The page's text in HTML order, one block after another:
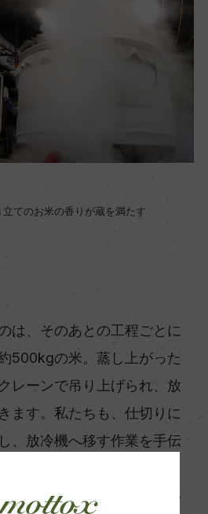
てのお米の香りが蔵を満たす
は、そのあとの工程ごとに
500kgの米。蒸し上がった
レーンで吊り上げられ、放
ます。私たちも、仕切りに
、放冷機へ移す作業を手伝
に柔らかく粘るのかと思い